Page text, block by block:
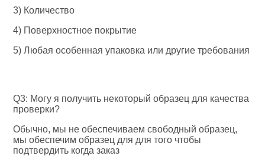
3) Количество
4) Поверхностное покрытие
5) Любая особенная упаковка или другие требования
Q3: Могу я получить некоторый образец для качества
проверки?
Обычно, мы не обеспечиваем свободный образец,
мы обеспечим образец для для того чтобы
подтвердить когда заказ